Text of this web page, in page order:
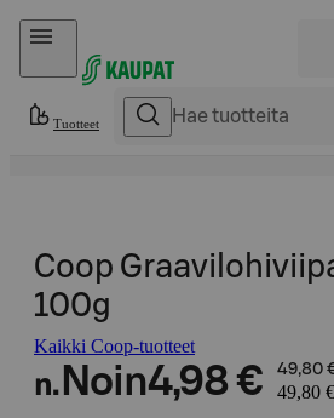
Hyppää sisältöön
Tuotteet
Coop
100g
Kaikki Coop-tuotteet
n. Noin4,98 € 49,80
49,80